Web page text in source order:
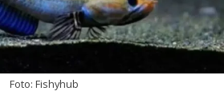
Foto: Fishyhub